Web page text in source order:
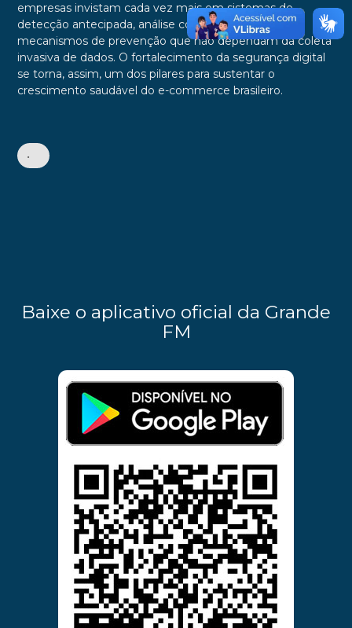
empresas invistam cada vez mais em sistemas de
detecção antecipada, análise comportamental e
mecanismos de prevenção que não dependam da coleta
invasiva de dados. O fortalecimento da segurança digital
se torna, assim, um dos pilares para sustentar o
crescimento saudável do e-commerce brasileiro.
•
Baixe o aplicativo oficial da Grande
FM